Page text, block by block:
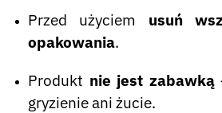
Przed użyciem usuń
opakowania.
Produkt nie jest zabawką
gryzienie ani żucie.